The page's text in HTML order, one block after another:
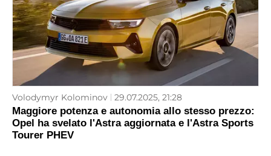
Volodymyr Kolominov 29.07.2025, 21:28
Maggiore potenza e autonomia allo stesso prezzo:
Opel ha svelato l'Astra aggiornata e l'Astra Sports
Tourer PHEV